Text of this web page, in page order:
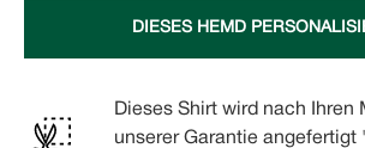
DIESES HEMD
Dieses Shirt wird nach Ihren
unserer Garantie angefertigt